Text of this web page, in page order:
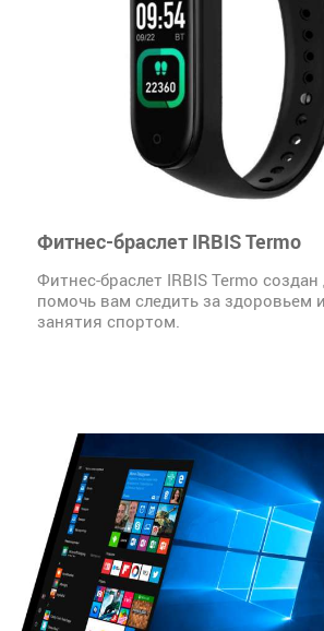
Фитнес-браслет IRBIS Termo
Фитнес-браслет IRBIS Termo
помочь вам следить за здоровьем
занятия спортом.